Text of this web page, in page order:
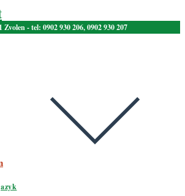
Zvolen - tel: 0902 930 206, 0902 930 207